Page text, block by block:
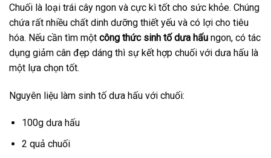
Chuối là loại trái cây ngon và cực kì tốt cho sức khỏe. Chúng
chứa rất nhiều chất dinh dưỡng thiết yếu và có lợi cho tiêu
hóa. Nếu cần tìm một công thức sinh tố dưa hấu ngon, có tác
dụng giảm cân đẹp dáng thì sự kết hợp chuối với dưa hấu là
một lựa chọn tốt.
Nguyên liệu làm sinh tố dưa hấu với chuối:
100g dưa hấu
2 quả chuối